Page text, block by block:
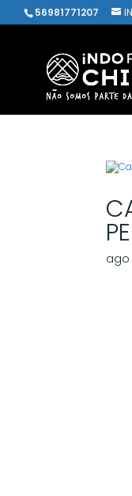
56981771207
ago